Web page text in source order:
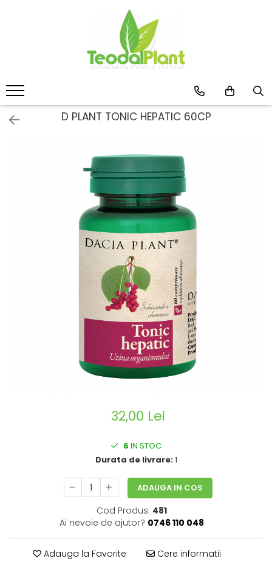
SUPLIMENTE ARTICULATII
SUPLIMENTE TONICE
CREME ANTIINFLAMATOARE-
CIRCULAȚIE
SUPLIMENTE DIABET
SUPLIMENTE DIVERSE
SUPLIMENTE HORMONALE
SUPLIMENTE CARDIO VASCULARE
HEPATOPROTECTOARE-BILA
SUPLIMENTE MEMORIE SI
SUPLIMENTE POTENȚĂ
SUPLIMENTE PROSTATĂ
SUPLIMENTE VITAMINE ȘI
SUPLIMENTE COLESTEROL
SUPLIMENTE RĂCEALĂ- APARAT
ANTITUMORAL
SUPLIMENTE DETOXIFIERE
SUPLIMENTE STOMAC- DIGESTIE-
D PLANT TONIC HEPATIC 60CP
32,00 Lei
6 IN STOC
Durata de livrare:1
ADAUGA IN COS
Cod Produs: 481
Ai nevoie de ajutor? 0746 110 048
Adauga la Favorite Cere informatii